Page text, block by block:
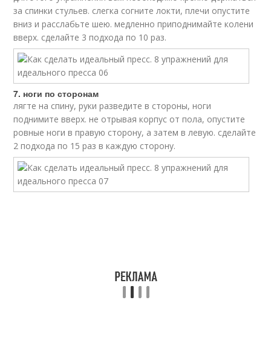
за спинки стульев. слегка согните локти, плечи опустите
вниз и расслабьте шею. медленно приподнимайте колени
вверх. сделайте 3 подхода по 10 раз.
7. ноги по сторонам
лягте на спину, руки разведите в стороны, ноги
поднимите вверх. не отрывая корпус от пола, опустите
ровные ноги в правую сторону, а затем в левую. сделайте
2 подхода по 15 раз в каждую сторону.